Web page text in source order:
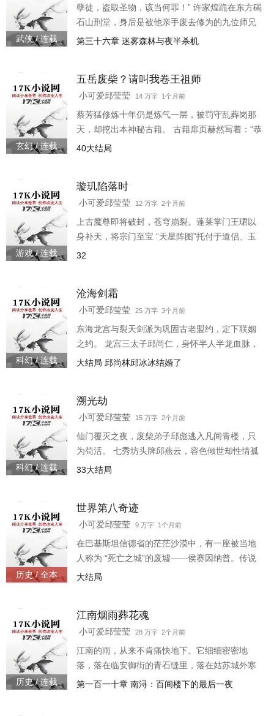
武侠 / 连载
孽徒，盗取圣物，该当何罪！” 许家煌跪在东方碣
石山刑堂，身后是被他亲手废去修为的九位师兄
弟。 端木老祖震怒：“你可知罪！” 他抬头，望向
他活着。 三年后，焚香谷俗家女弟子凤夕瑶捡到
一个浑身是血的男人。 她不知，他正是整个修仙
界追杀的“叛徒”。 更不知，自己将卷入一场颠覆
三界的阴谋……
第三十六章 迷雾森林与夜半杀机
玄幻 / 连载
五岳废柴？请叫我卷王祖师
小可爱邱莹莹 14 万字 1个月前
蔡芳猛修炼十年仍是炼气一层，被罚守乱葬岗那
天，却挖出本神秘古籍。 古籍扉页赫然写着：“恭
喜道友绑定‘卷王成仙系统\’，检测到方圆百里内最
芳猛咬牙不服，当即疯狂开卷。 直到五岳大比
上，他魔性刷题震惊全场：“这招叫《黄冈密卷》
第九式！” 高冷学霸李一桐看着自己系统突然提
示：“警告！您的卷王地位正被蔡芳猛取代…
40大结局
游戏 / 连载
璇玑陷落时
小可爱邱莹莹 12 万字 2个月前
上古魔尊即将破封，苍穹崩裂。蓬莱掌门王珺以
身补天，将宗门至宝 “天星阵图”托付于道侣、玉
衡门掌门邱莹莹。弥留之际，他承诺会回来，却
封。 她将阵图炼为指环，日夜摩挲，是唯一残存
的温度。当镇魔渊封印再现裂痕，上古魔气外
泄，她知浩劫再临。 唯有以阵图为钥，寻得传说
中 “星陨之墟”的先天星核，方能彻底终结一切，
32
科幻 / 连载
沧海剑霜
小可爱邱莹莹 25 万字 3个月前
东海龙宫与裂天剑派为巩固古老盟约，定下联姻
之约。 龙宫三太子邱尚仁，身怀半人半龙血脉，
在森严龙宫中地位尴尬，默默修炼上古秘法《海
视情爱如桎梏，对婚约冷漠以对，只信“心中无男
人，拔剑自然神”。 故事以二人截然不同的日常为
起始： 邱尚仁在深海龙宫潜渊阁中，经历九死一
生的功法异变，在崩溃边缘意外触发灵魂深处的
大结局 邱尚林邱冰冰结婚了
科幻 / 连载
溯光劫
小可爱邱莹莹 15 万字 2个月前
仙门覆灭之夜，废柴弟子邱彪逃入凡间青楼，只
为苟活。 七秀坊头牌邱燕云，容色倾世却性情孤
冷，偏偏将一盏能照见前世今生的琉璃古灯，赠
陨落的杀神，而他，只是她万载情劫中最微不足
道的一粒尘埃。 他捧着碎掉的琉璃与真心，在血
月下仰头嘶问： 「若我只是劫灰，何故让我遇见
光？」 而她立于九重崩塌的仙阙废墟，回望人间
33大结局
历史 / 全本
世界第八奇迹
小可爱邱莹莹 9 万字 1个月前
在巴基斯坦信德省的茫茫沙漠中，有一座被当地
人称为 “死亡之城”的废墟——侯赛因纳普。传说
每逢月圆之夜，仍能听见公主的叹息随风飘过残
的少女棺椁，棺盖上刻着波斯文：“世界第八奇
迹，时间的囚徒。”棺内没有遗骨，只有一卷用丝
绸包裹的羊皮手稿。 手稿的第一页写着：“我的名
字叫邱莹莹，他们叫我侯赛因纳普的公主。如果
大结局
历史 / 连载
江南烟雨葬花魂
小可爱邱莹莹 28 万字 2个月前
江南的雨，从来不肯痛快地下。它细细密密地
落，落在临安御街的青石缝里，落在姑苏城外寒
山寺的钟声里，落在西湖画舫的纱帘上，也落在
第一百一十章 南浔：百间楼下的最后一夜